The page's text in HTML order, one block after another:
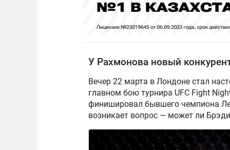
У Рахмонова новый
Вечер 22 марта в Лондоне стал
главном бою турнира UFC Fight
финишировал бывшего чемпиона
возникает вопрос — может ли